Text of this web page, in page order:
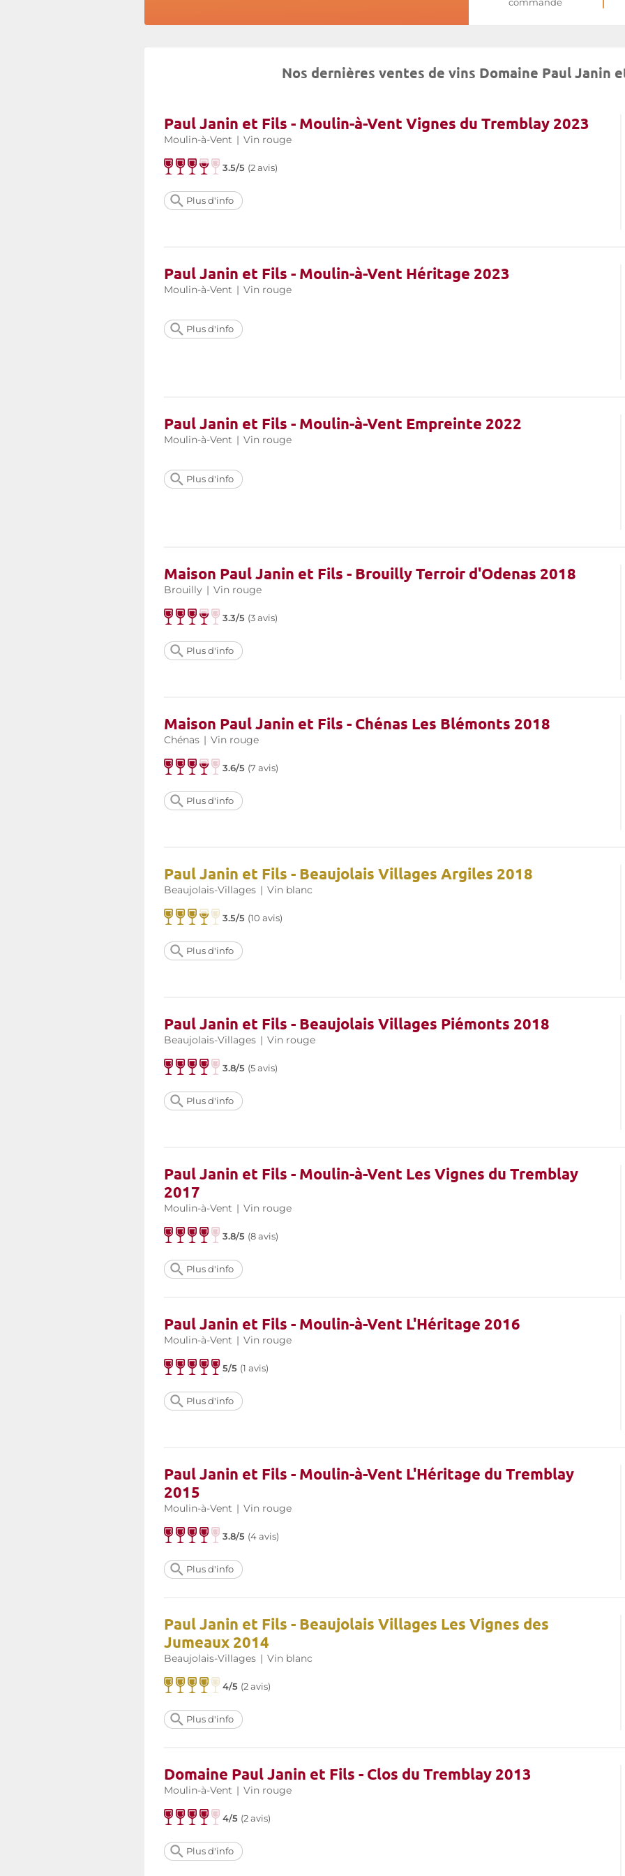
commande
Nos dernières ventes de vins Domaine Paul Janin
Paul Janin et Fils - Moulin-à-Vent Vignes du Tremblay 2023
Moulin-à-Vent | Vin rouge
3.5/5 (2 avis)
Plus d'info
Paul Janin et Fils - Moulin-à-Vent Héritage 2023
Moulin-à-Vent | Vin rouge
Plus d'info
Paul Janin et Fils - Moulin-à-Vent Empreinte 2022
Moulin-à-Vent | Vin rouge
Plus d'info
Maison Paul Janin et Fils - Brouilly Terroir d'Odenas 2018
Brouilly | Vin rouge
3.3/5 (3 avis)
Plus d'info
Maison Paul Janin et Fils - Chénas Les Blémonts 2018
Chénas | Vin rouge
3.6/5 (7 avis)
Plus d'info
Paul Janin et Fils - Beaujolais Villages Argiles 2018
Beaujolais-Villages | Vin blanc
3.5/5 (10 avis)
Plus d'info
Paul Janin et Fils - Beaujolais Villages Piémonts 2018
Beaujolais-Villages | Vin rouge
3.8/5 (5 avis)
Plus d'info
Paul Janin et Fils - Moulin-à-Vent Les Vignes du Tremblay
2017
Moulin-à-Vent | Vin rouge
3.8/5 (8 avis)
Plus d'info
Paul Janin et Fils - Moulin-à-Vent L'Héritage 2016
Moulin-à-Vent | Vin rouge
5/5 (1 avis)
Plus d'info
Paul Janin et Fils - Moulin-à-Vent L'Héritage du Tremblay
2015
Moulin-à-Vent | Vin rouge
3.8/5 (4 avis)
Plus d'info
Paul Janin et Fils - Beaujolais Villages Les Vignes des
Jumeaux 2014
Beaujolais-Villages | Vin blanc
4/5 (2 avis)
Plus d'info
Domaine Paul Janin et Fils - Clos du Tremblay 2013
Moulin-à-Vent | Vin rouge
4/5 (2 avis)
Plus d'info